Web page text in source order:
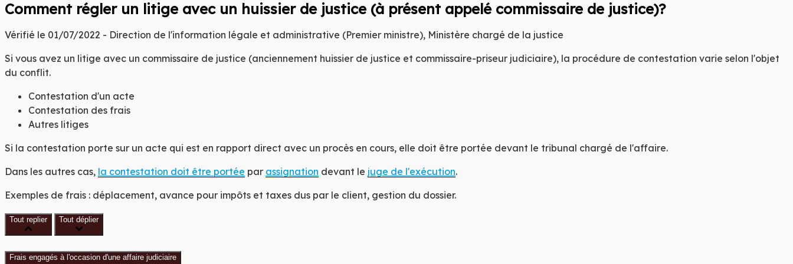
DE
YRIEIX
DEJALAT
Comment régler un litige avec un huissier de justice (à présent appelé commissaire de justice)?
Vérifié le 01/07/2022 - Direction de l'information légale et administrative (Premier ministre), Ministère chargé de la justice
Si vous avez un litige avec un commissaire de justice (anciennement huissier de justice et commissaire-priseur judiciaire), la procédure de contestation varie selon l'objet
du conflit.
Contestation d'un acte
Contestation des frais
Autres litiges
Si la contestation porte sur un acte qui est en rapport direct avec un procès en cours, elle doit être portée devant le tribunal chargé de l'affaire.
Dans les autres cas, la contestation doit être portée par assignation devant le juge de l'exécution.
Exemples de frais : déplacement, avance pour impôts et taxes dus par le client, gestion du dossier.
Tout replier Tout déplier
Frais engagés à l'occasion d'une affaire judiciaire